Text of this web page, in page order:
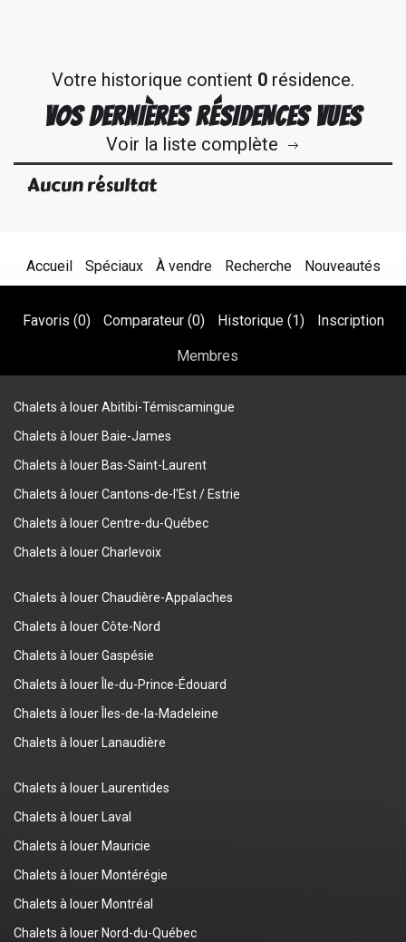
Votre historique contient 0 résidence.
VOS DERNIÈRES RÉSIDENCES VUES
Voir la liste complète
Aucun résultat
Accueil Spéciaux À vendre Recherche Nouveautés
Favoris (0) Comparateur (0) Historique (1) Inscription
Membres
Chalets à louer Abitibi-Témiscamingue
Chalets à louer Baie-James
Chalets à louer Bas-Saint-Laurent
Chalets à louer Cantons-de-l'Est / Estrie
Chalets à louer Centre-du-Québec
Chalets à louer Charlevoix
Chalets à louer Chaudière-Appalaches
Chalets à louer Côte-Nord
Chalets à louer Gaspésie
Chalets à louer Île-du-Prince-Édouard
Chalets à louer Îles-de-la-Madeleine
Chalets à louer Lanaudière
Chalets à louer Laurentides
Chalets à louer Laval
Chalets à louer Mauricie
Chalets à louer Montérégie
Chalets à louer Montréal
Chalets à louer Nord-du-Québec